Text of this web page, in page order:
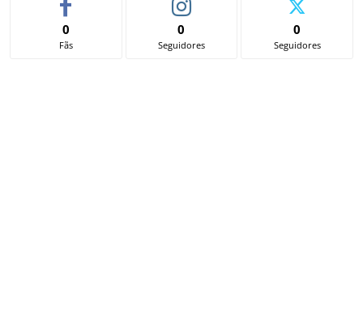
0
Fãs
0
Seguidores
0
Seguidores